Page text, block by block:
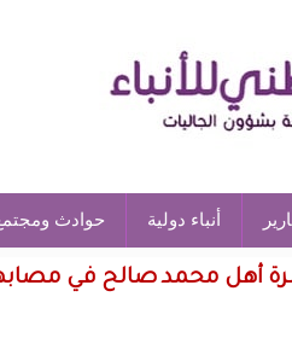
أنباء دولية حوادث
أهل محمد صالح في